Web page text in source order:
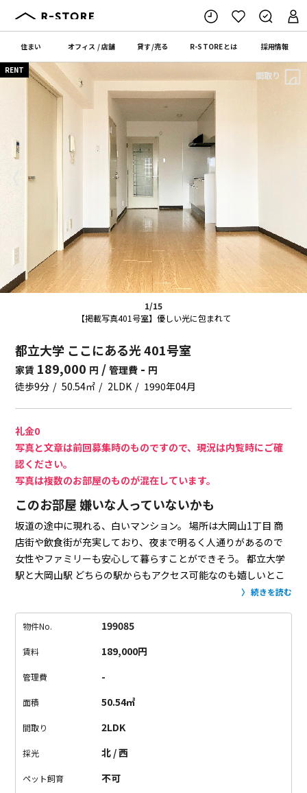
住まい オフィス /店舗 貸す/売る R-STOREとは 採用情報
1/15
【掲載写真401号室】優しい光に包まれて
RENT 間取り
都立大学 ここにある光 401号室
家賃 189,000 円 /管理費 - 円
徒歩9分
50.54㎡ 2LDK 1990年04月
礼金0
写真と文章は前回募集時のものですので、現況は内覧時にご確
認ください。
写真は複数のお部屋のものが混在しています。
このお部屋 嫌いな人っていないかも
坂道の途中に現れる、白いマンション。 場所は大岡山1丁目 商
店街や飲食街が充実しており、夜まで明るく人通りがあるので
女性やファミリーも安心して暮らすことができそう。 都立大学
駅と大岡山駅 どちらの駅からもアクセス可能なのも嬉しいとこ
居室は光がたっぷりと差し込んできて、気持ち良い感じ。
も負けていません。 うとうとしていると、気持ちよくて寝てし
鏡まであるので、お出かけ前の最終確認もバッチリ!!
し狭いと感じるかもしれませんが、それを補って余るほどの素
れたら羨ましくなるそんなお部屋で暮らしをスタートしません
か？
続きを読む
物件No. 199085
賃料 189,000円
管理費 -
面積 50.54㎡
間取り 2LDK
採光 北 / 西
ペット飼育 不可